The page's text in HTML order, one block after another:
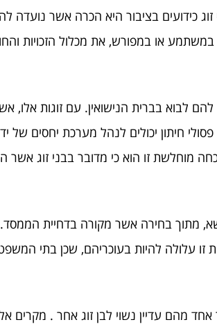
כידועים בציבור היא הכרה אשר
או במפורש, את מכלול הזכויות
לבוא בברית הנישואין. עם זוגות אלו,
פסולי חיתון יכולים לנהל מערכת יחסים
מוחלשת זו הוא כי מדובר בבני זוג
מתוך בחירה אשר מקורה בדחיית
עלולה להיות בעוכריהם, שכן בתי
אחד מהם עדיין נשוי לבן זוג אחר . מקרים